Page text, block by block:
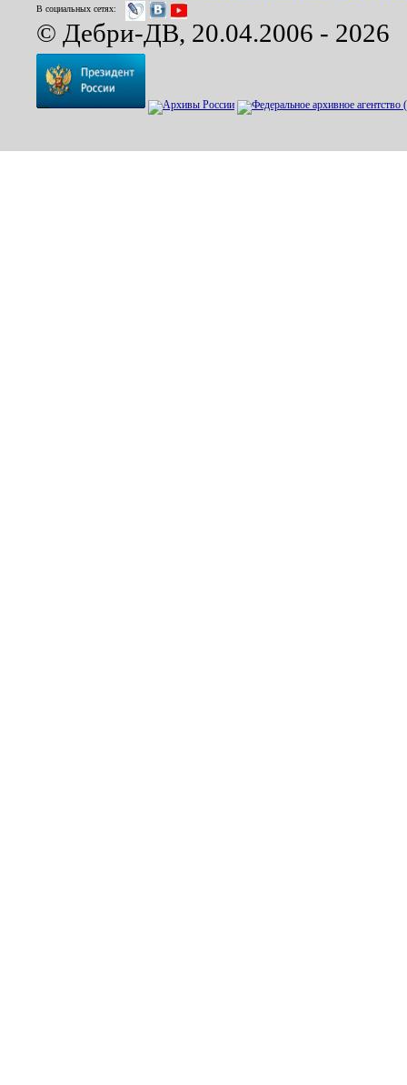
В социальных сетях:
© Дебри-ДВ, 20.04.2006 - 2026